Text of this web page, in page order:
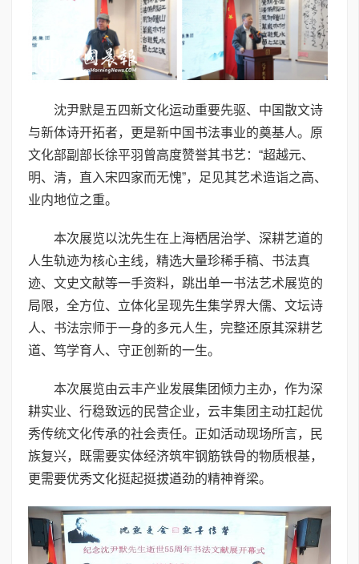
沈尹默是五四新文化运动重要先驱、中国散文诗
与新体诗开拓者，更是新中国书法事业的奠基人。原
文化部副部长徐平羽曾高度赞誉其书艺：“超越元、
明、清，直入宋四家而无愧”，足见其艺术造诣之高、
业内地位之重。
本次展览以沈先生在上海栖居治学、深耕艺道的
人生轨迹为核心主线，精选大量珍稀手稿、书法真
迹、文史文献等一手资料，跳出单一书法艺术展览的
局限，全方位、立体化呈现先生集学界大儒、文坛诗
人、书法宗师于一身的多元人生，完整还原其深耕艺
道、笃学育人、守正创新的一生。
本次展览由云丰产业发展集团倾力主办，作为深
耕实业、行稳致远的民营企业，云丰集团主动扛起优
秀传统文化传承的社会责任。正如活动现场所言，民
族复兴，既需要实体经济筑牢钢筋铁骨的物质根基，
更需要优秀文化挺起挺拔遒劲的精神脊梁。